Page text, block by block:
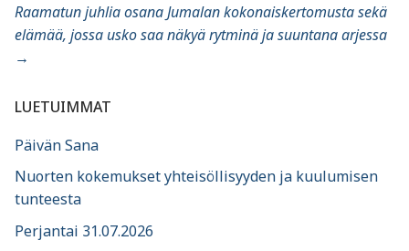
Raamatun juhlia osana Jumalan kokonaiskertomusta sekä
elämää, jossa usko saa näkyä rytminä ja suuntana arjessa
→
LUETUIMMAT
Päivän Sana
Nuorten kokemukset yhteisöllisyyden ja kuulumisen
tunteesta
Perjantai 31.07.2026